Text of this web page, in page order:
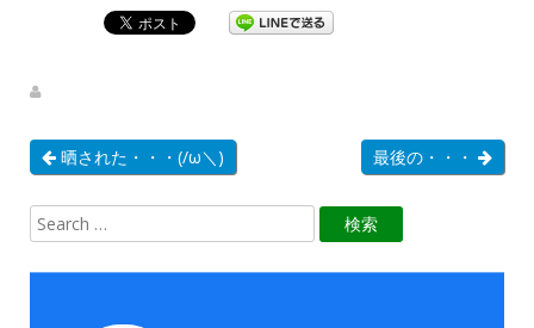
晒された・・・(/ω＼) 最後の・・・